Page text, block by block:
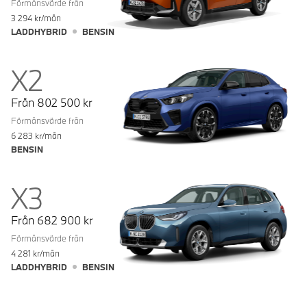
Förmånsvärde från
3 294 kr/mån
LADDHYBRID
BENSIN
X2
Från 802 500 kr
Förmånsvärde från
6 283 kr/mån
BENSIN
X3
Från 682 900 kr
Förmånsvärde från
4 281 kr/mån
LADDHYBRID
BENSIN